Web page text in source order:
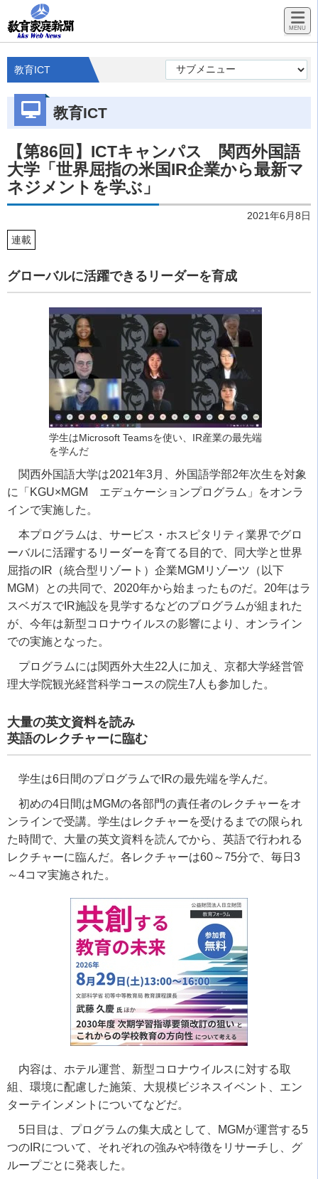
教育ICT
教育ICT
【第86回】ICTキャンパス 関西外国語
大学「世界屈指の米国IR企業から最新マ
ネジメントを学ぶ」
2021年6月8日
連載
グローバルに活躍できるリーダーを育成
学生はMicrosoft Teamsを使い、IR産業の最先端
を学んだ
関西外国語大学は2021年3月、外国語学部2年次生を対象
に「KGU×MGM エデュケーションプログラム」をオンラ
インで実施した。
本プログラムは、サービス・ホスピタリティ業界でグロ
ーバルに活躍するリーダーを育てる目的で、同大学と世界
屈指のIR（統合型リゾート）企業MGMリゾーツ（以下
MGM）との共同で、2020年から始まったものだ。20年はラ
スベガスでIR施設を見学するなどのプログラムが組まれた
が、今年は新型コロナウイルスの影響により、オンライン
での実施となった。
プログラムには関西外大生22人に加え、京都大学経営管
理大学院観光経営科学コースの院生7人も参加した。
大量の英文資料を読み
英語のレクチャーに臨む
学生は6日間のプログラムでIRの最先端を学んだ。
初めの4日間はMGMの各部門の責任者のレクチャーをオ
ンラインで受講。学生はレクチャーを受けるまでの限られ
た時間で、大量の英文資料を読んでから、英語で行われる
レクチャーに臨んだ。各レクチャーは60～75分で、毎日3
～4コマ実施された。
内容は、ホテル運営、新型コロナウイルスに対する取
組、環境に配慮した施策、大規模ビジネスイベント、エン
ターテインメントについてなどだ。
5日目は、プログラムの集大成として、MGMが運営する5
つのIRについて、それぞれの強みや特徴をリサーチし、グ
ループごとに発表した。